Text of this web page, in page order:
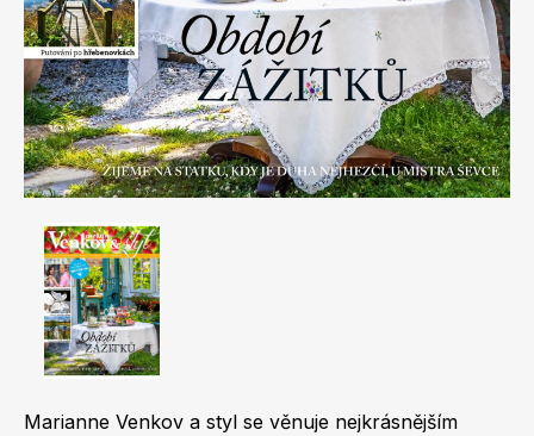
Svět ženy Marianne Venkov & styl
Naše krásná zahrada
Marianne Venkov a styl se věnuje nejkrásnějším